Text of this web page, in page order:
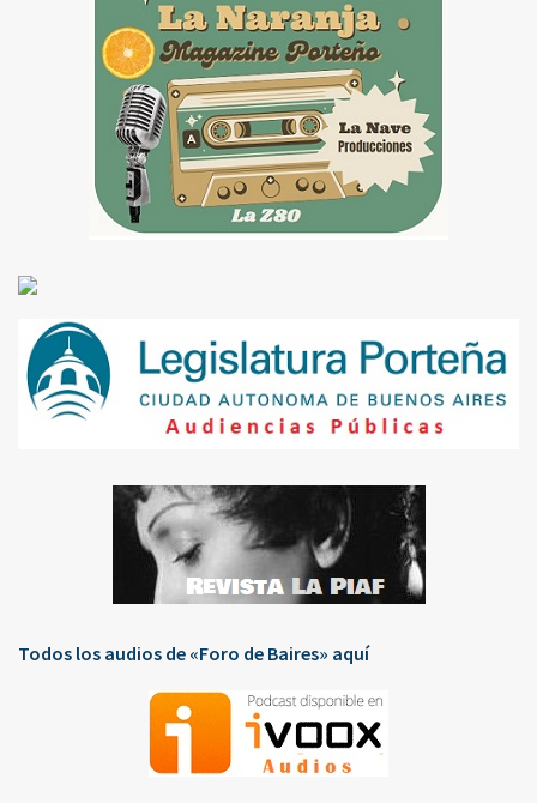
Todos los audios de «Foro de Baires» aquí